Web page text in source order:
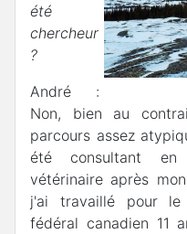
été
chercheur
?
André :
Non, bien au
parcours assez
été consultant en
vétérinaire après
j'ai travaillé pour le
fédéral canadien 11